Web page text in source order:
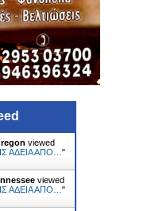
viewed
ΑΔΕΙΑ ΑΠΟ… "
viewed
ΑΔΕΙΑ ΑΠΟ… "